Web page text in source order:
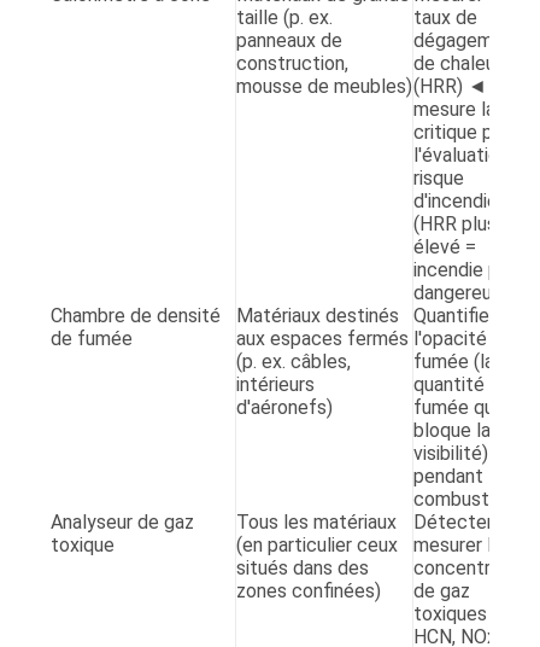
taille (p. ex.
panneaux de
construction,
mousse de meubles)
taux de
dégagement
de chaleur
(HRR) ◄ la
mesure la plus
critique pour
l'évaluation du
risque
d'incendie
(HRR plus
élevé =
incendie plus
dangereux).
Chambre de densité
de fumée
Matériaux destinés
aux espaces fermés
(p. ex. câbles,
intérieurs
d'aéronefs)
Quantifier
l'opacité de la
fumée (la
quantité de
fumée qui
bloque la
visibilité)
pendant la
combustion.
Analyseur de gaz
toxique
Tous les matériaux
(en particulier ceux
situés dans des
zones confinées)
Détecter et
mesurer les
de gaz
toxiques (CO,
HCN, NOx)